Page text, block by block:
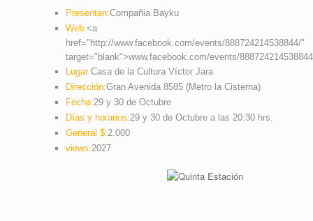
Presentan:Compañia Bayku
Web:<a
href="http://www.facebook.com/events/888724214538844/"
target="blank">www.facebook.com/events/
Lugar:Casa de la Cultura Víctor Jara
Dirección:Gran Avenida 8585 (Metro la Cisterna)
Fecha:29 y 30 de Octubre
Días y horarios:29 y 30 de Octubre a las 20:30 hrs.
General $:2.000
views:2027